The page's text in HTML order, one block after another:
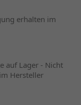
erhalten im
auf Lager - Nicht
Hersteller